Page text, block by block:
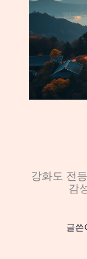
강화도 전
감
글쓴